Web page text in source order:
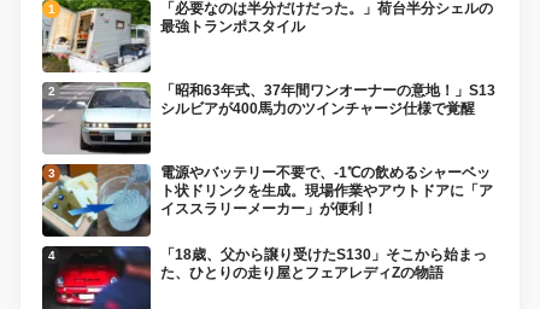
「必要なのは半分だけだった。」荷台半分シェルの
最強トランポスタイル
「昭和63年式、37年間ワンオーナーの意地！」S13
シルビアが400馬力のツインチャージ仕様で覚醒
電源やバッテリー不要で、-1℃の飲めるシャーベッ
ト状ドリンクを生成。現場作業やアウトドアに「ア
イススラリーメーカー」が便利！
「18歳、父から譲り受けたS130」そこから始まっ
た、ひとりの走り屋とフェアレディZの物語